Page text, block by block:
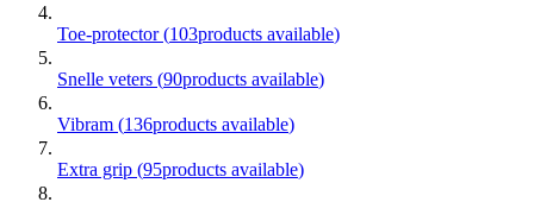
Toe-protector (103products available)
Snelle veters (90products available)
Vibram (136products available)
Extra grip (95products available)